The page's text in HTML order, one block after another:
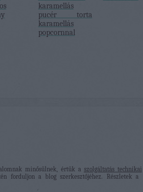
karamellás
pucér torta
karamellás
popcornnal
minősülnek, értük a szolgáltatás technikai
forduljon a blog szerkesztőjéhez. Részletek a